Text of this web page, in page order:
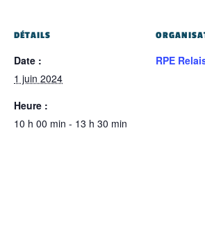
DÉTAILS
Date :
1 juin 2024
Heure :
10 h 00 min - 13 h 30 min
RPE